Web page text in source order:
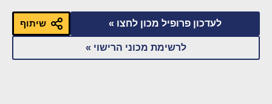
לעדכון פרופיל מכון לחצו »
לרשימת מכוני הרישוי »
שיתוף